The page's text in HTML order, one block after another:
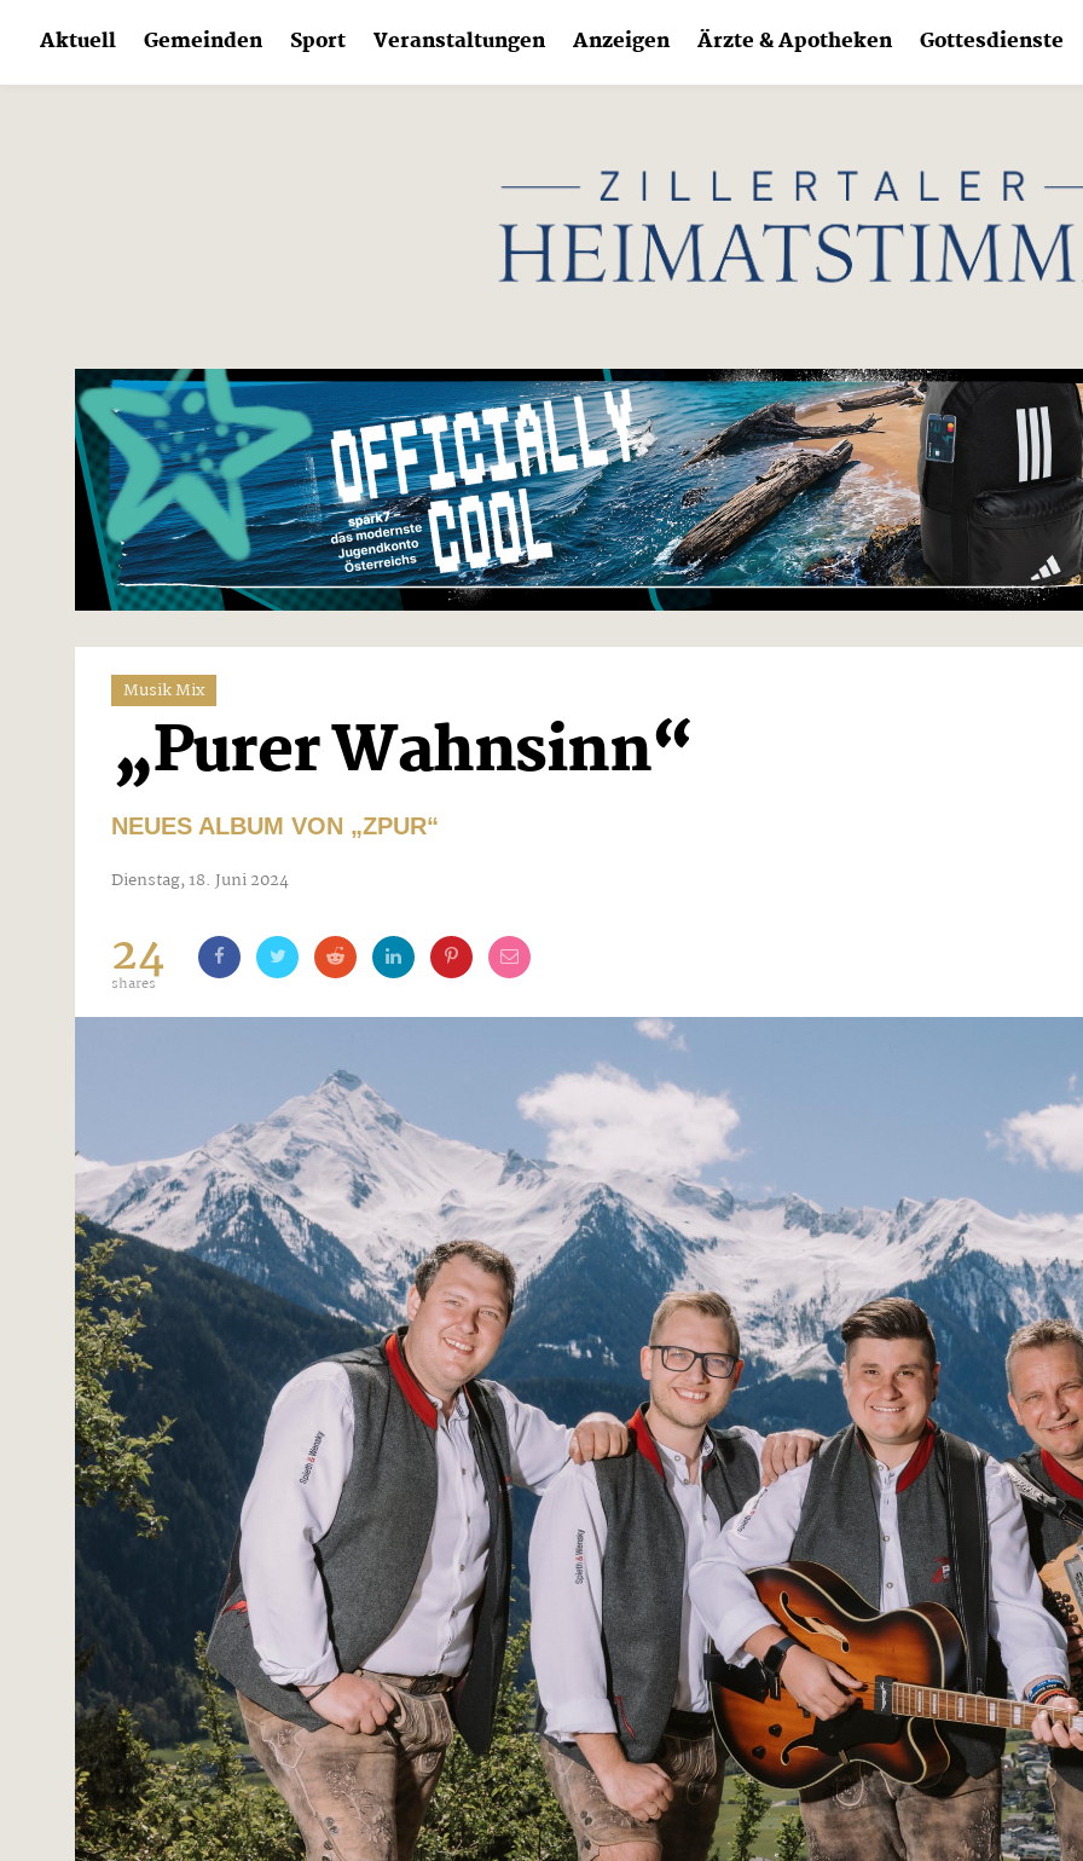
content
Aktuell Gemeinden Sport Veranstaltungen Anzeigen Ärzte & Apotheken Gottesdienste
Musik Mix
„Purer Wahnsinn“
NEUES ALBUM VON „ZPUR“
Dienstag, 18. Juni 2024
24
shares